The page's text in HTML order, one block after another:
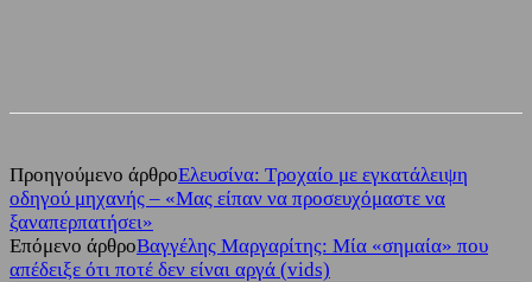
Προηγούμενο άρθροΕλευσίνα: Τροχαίο με εγκατάλειψη
οδηγού μηχανής – «Μας είπαν να προσευχόμαστε να
ξαναπερπατήσει»
Επόμενο άρθροΒαγγέλης Μαργαρίτης: Μία «σημαία» που
απέδειξε ότι ποτέ δεν είναι αργά (vids)